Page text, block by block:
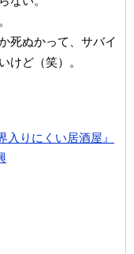
死ぬかって、サバイ
けど（笑）。
りにくい居酒屋』